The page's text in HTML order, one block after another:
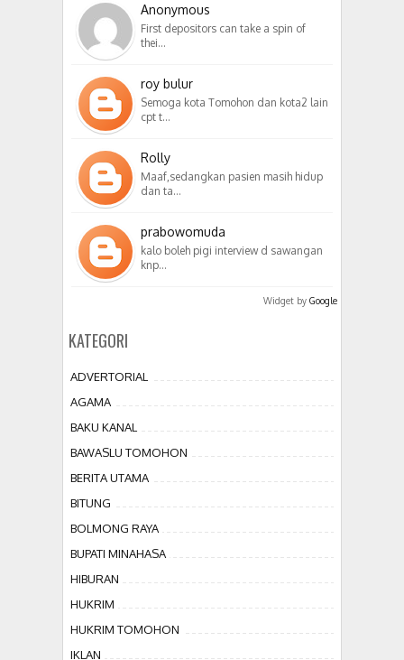
Anonymous
First depositors can take a spin of
thei…
roy bulur
Semoga kota Tomohon dan kota2 lain
cpt t…
Rolly
Maaf,sedangkan pasien masih hidup
dan ta…
prabowomuda
kalo boleh pigi interview d sawangan
knp…
Widget by Google
KATEGORI
ADVERTORIAL
AGAMA
BAKU KANAL
BAWASLU TOMOHON
BERITA UTAMA
BITUNG
BOLMONG RAYA
BUPATI MINAHASA
HIBURAN
HUKRIM
HUKRIM TOMOHON
IKLAN